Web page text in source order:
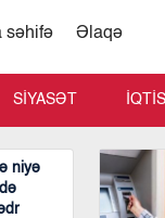
səhifə Əlaqə
SİYASƏT
niyə